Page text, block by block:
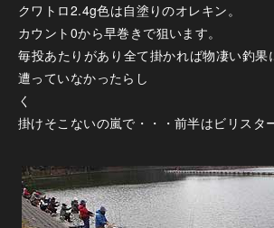
クワトロ2.4g色は自塗りのオレキン。
カウント0から早巻きで狙います。
毎投あたりがあり全て掛かれば物凄い釣
遭っていなかったらし
く
掛けそこないの嵐で・・・前半はビリスタ